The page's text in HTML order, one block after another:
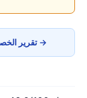
تقرير الخصوصية →